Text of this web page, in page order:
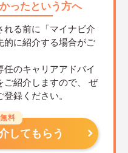
ったという方へ
れる前に「マイナビ介
的に紹介する場合がご
任のキャリアアドバイ
紹介しますので、
ぜ
録ください。
料
してもらう